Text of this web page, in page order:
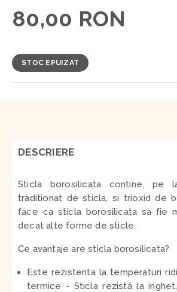
80,00 RON
STOC EPUIZAT
DESCRIERE
Sticla borosilicata contine, pe
traditionat de sticla, si trioxid de
face ca sticla borosilicata sa fie
decat alte forme de sticle.
Ce avantaje are sticla borosilicata?
Este rezistenta la temperaturi
termice - Sticla rezistă la